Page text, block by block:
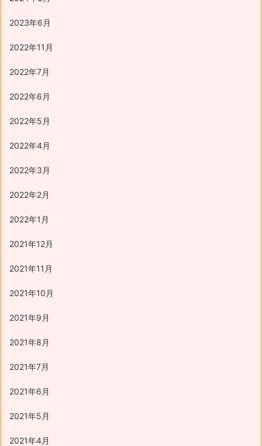
2023年6月
2022年11月
2022年7月
2022年6月
2022年5月
2022年4月
2022年3月
2022年2月
2022年1月
2021年12月
2021年11月
2021年10月
2021年9月
2021年8月
2021年7月
2021年6月
2021年5月
2021年4月